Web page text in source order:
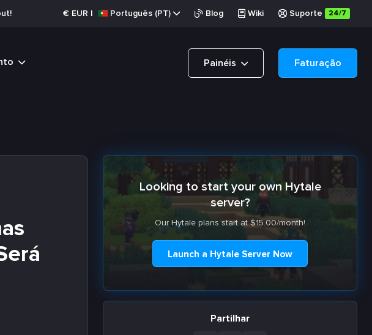
€ EUR | Português (PT) Blog Wiki Suporte 24/7
Painéis Faturação
Looking to start your own Hytale
server?
Our Hytale plans start at $15.00/month!
Launch a Hytale Server Now
Partilhar